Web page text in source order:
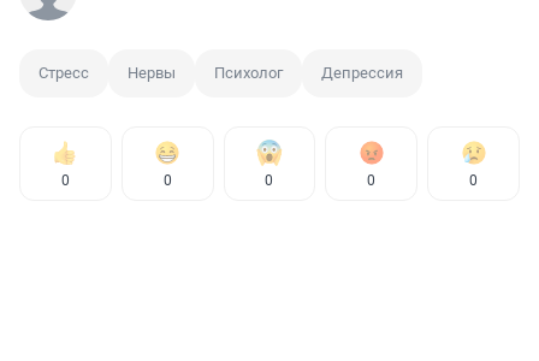
Стресс Нервы Психолог Депрессия
0 0 0 0 0